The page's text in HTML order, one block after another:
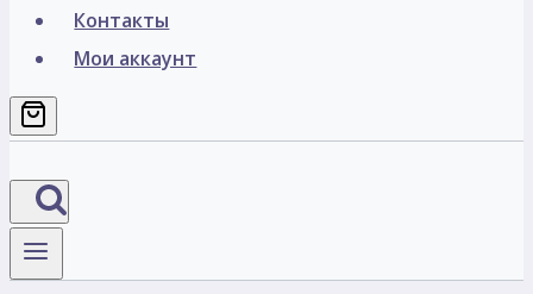
Контакты
Мои аккаунт